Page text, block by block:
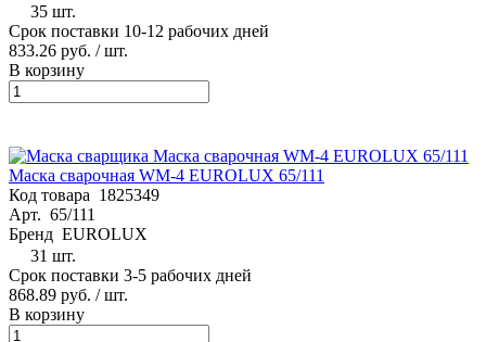
35 шт.
Срок поставки 10-12 рабочих дней
833.26 руб. / шт.
В корзину
Маска сварочная WM-4 EUROLUX 65/111
Код товара 1825349
Арт. 65/111
Бренд EUROLUX
31 шт.
Срок поставки 3-5 рабочих дней
868.89 руб. / шт.
В корзину